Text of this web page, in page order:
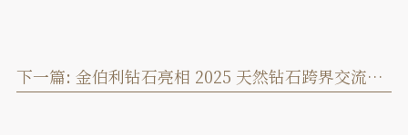
下一篇: 金伯利钻石亮相 2025 天然钻石跨界交流论坛